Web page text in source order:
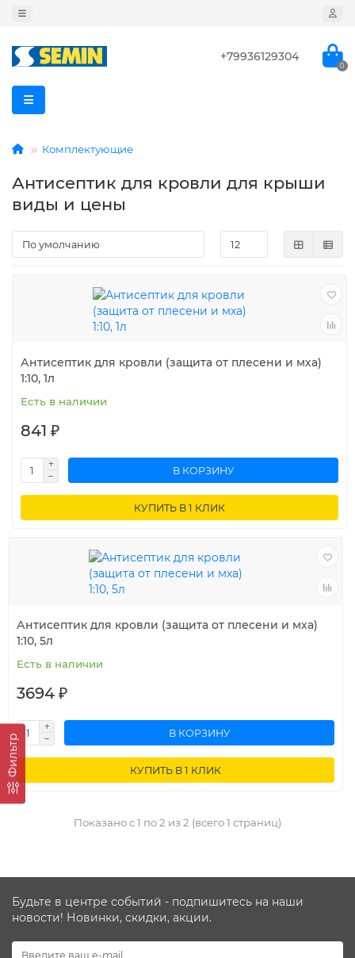
+79936129304
0
Комплектующие
Антисептик для кровли для крыши
виды и цены
Фильтр
Антисептик для кровли (защита от плесени и мха)
1:10, 1л
Есть в наличии
841 ₽
В КОРЗИНУ
КУПИТЬ В 1 КЛИК
Антисептик для кровли (защита от плесени и мха)
1:10, 5л
Есть в наличии
3694 ₽
В КОРЗИНУ
КУПИТЬ В 1 КЛИК
Показано с 1 по 2 из 2 (всего 1 страниц)
Будьте в центре событий - подпишитесь на наши
новости! Новинки, скидки, акции.